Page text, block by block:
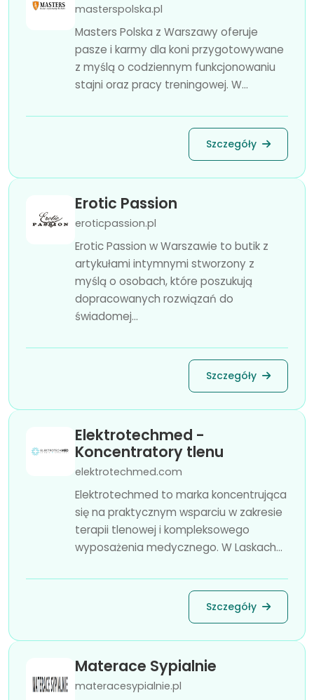
masterspolska.pl
Masters Polska z Warszawy oferuje
pasze i karmy dla koni przygotowywane
z myślą o codziennym funkcjonowaniu
stajni oraz pracy treningowej. W...
Szczegóły
Erotic Passion
eroticpassion.pl
Erotic Passion w Warszawie to butik z
artykułami intymnymi stworzony z
myślą o osobach, które poszukują
dopracowanych rozwiązań do
świadomej...
Szczegóły
Elektrotechmed -
Koncentratory tlenu
elektrotechmed.com
Elektrotechmed to marka koncentrująca
się na praktycznym wsparciu w zakresie
terapii tlenowej i kompleksowego
wyposażenia medycznego. W Laskach...
Szczegóły
Materace Sypialnie
materacesypialnie.pl